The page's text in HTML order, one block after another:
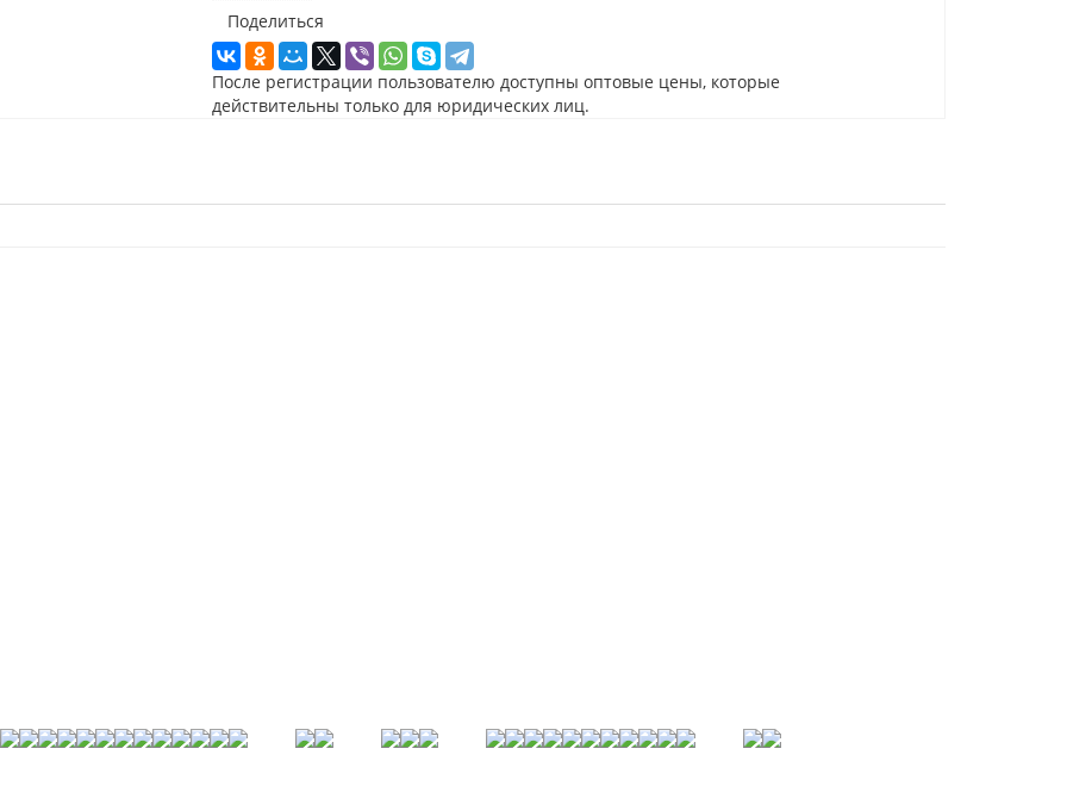
Поделиться
После регистрации пользователю доступны оптовые цены, которые
действительны только для юридических лиц.